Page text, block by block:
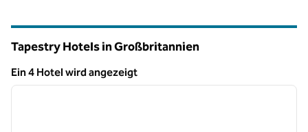
Tapestry Hotels in Großbritannien
Ein 4 Hotel wird angezeigt
Ein 4 Hotel wird angezeigt
1 von 13